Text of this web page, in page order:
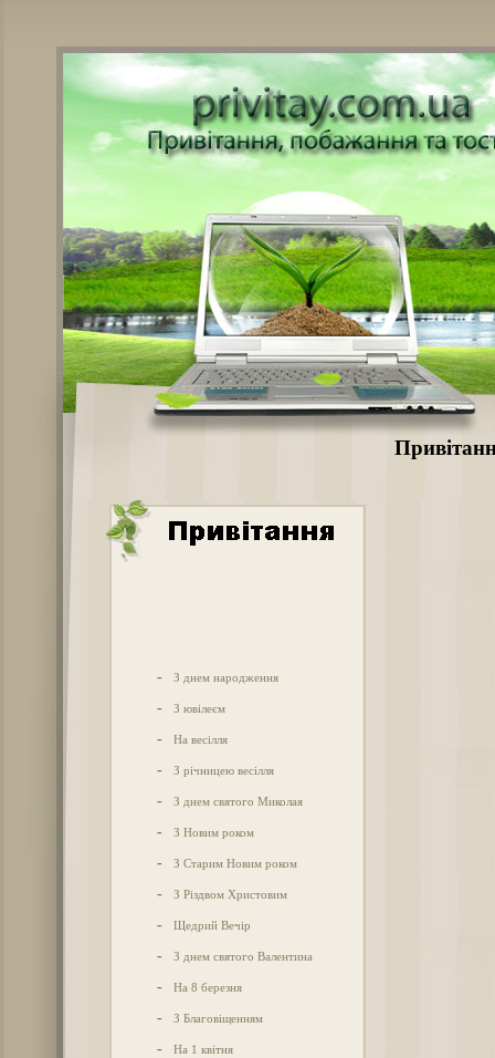
- З днем народження
- З ювілеєм
- На весілля
- З річницею весілля
- З днем святого Миколая
- З Новим роком
- З Старим Новим роком
- З Різдвом Христовим
- Щедрий Вечір
- З днем святого Валентина
- На 8 березня
- З Благовіщенням
- На 1 квітня